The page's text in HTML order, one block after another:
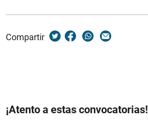
Compartir
¡Atento a estas convocatorias!